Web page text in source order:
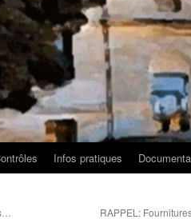
Infos pratiques
RAPPEL: